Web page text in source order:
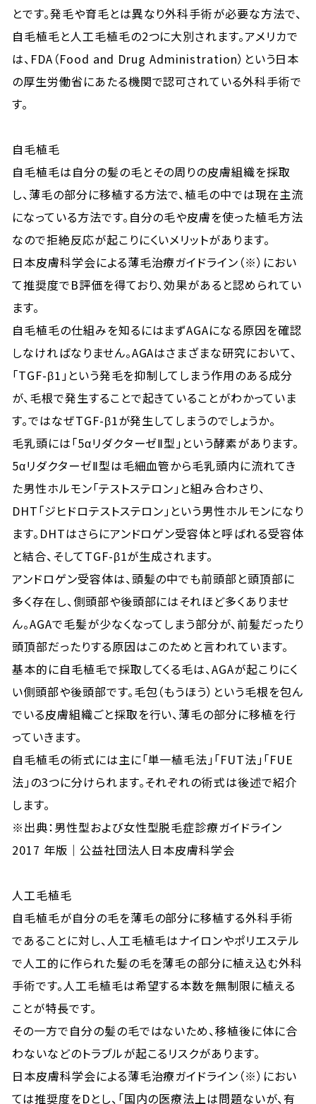
とです。発毛や育毛とは異なり外科手術が必要な方法で、
自毛植毛と人工毛植毛の2つに大別されます。アメリカで
は、FDA（Food and Drug Administration）という日本
の厚生労働省にあたる機関で認可されている外科手術で
す。
自毛植毛
自毛植毛は自分の髪の毛とその周りの皮膚組織を採取
し、薄毛の部分に移植する方法で、植毛の中では現在主流
になっている方法です。自分の毛や皮膚を使った植毛方法
なので拒絶反応が起こりにくいメリットがあります。
日本皮膚科学会による薄毛治療ガイドライン（※）におい
て推奨度でB評価を得ており、効果があると認められてい
ます。
自毛植毛の仕組みを知るにはまずAGAになる原因を確認
しなければなりません。AGAはさまざまな研究において、
「TGF-β1」という発毛を抑制してしまう作用のある成分
が、毛根で発生することで起きていることがわかっていま
す。ではなぜTGF-β1が発生してしまうのでしょうか。
毛乳頭には「5αリダクターゼⅡ型」という酵素があります。
5αリダクターゼⅡ型は毛細血管から毛乳頭内に流れてき
た男性ホルモン「テストステロン」と組み合わさり、
DHT「ジヒドロテストステロン」という男性ホルモンになり
ます。DHTはさらにアンドロゲン受容体と呼ばれる受容体
と結合、そしてTGF-β1が生成されます。
アンドロゲン受容体は、頭髪の中でも前頭部と頭頂部に
多く存在し、側頭部や後頭部にはそれほど多くあり ませ
ん。AGAで毛髪が少なくなってしまう部分が、前髪だったり
頭頂部だったりする原因はこのためと言われています。
基本的に自毛植毛で採取してくる毛は、AGAが起こりにく
い側頭部や後頭部です。毛包（もうほう）という毛根を包ん
でいる皮膚組織ごと採取を行い、薄毛の部分に移植を行
っていきます。
自毛植毛の術式には主に「単一植毛法」「FUT法」「FUE
法」の3つに分けられます。それぞれの術式は後述で紹介
します。
※出典：男性型および女性型脱毛症診療ガイドライン
2017 年版｜公益社団法人日本皮膚科学会
人工毛植毛
自毛植毛が自分の毛を薄毛の部分に移植する外科手術
であることに対し、人工毛植毛はナイロンやポリエステル
で人工的に作られた髪の毛を薄毛の部分に植え込む外科
手術です。人工毛植毛は希望する本数を無制限に植える
ことが特長です。
その一方で自分の髪の毛ではないため、移植後に体に合
わないなどのトラブルが起こるリスクがあります。
日本皮膚科学会による薄毛治療ガイドライン（※）におい
ては推奨度をDとし、「国内の医療法上は問題ないが、有